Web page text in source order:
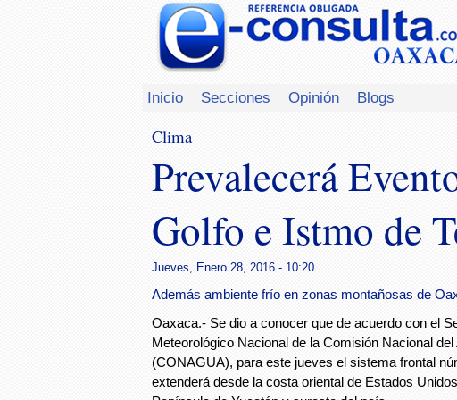
Inicio Secciones Opinión Blogs
Clima
Prevalecerá
Golfo e Istmo de
Jueves, Enero 28, 2016 - 10:20
Además ambiente frío en zonas montañosas de
Oaxaca.- Se dio a conocer que de acuerdo con el
Meteorológico Nacional de la Comisión Nacional del
(CONAGUA), para este jueves el sistema frontal
extenderá desde la costa oriental de Estados